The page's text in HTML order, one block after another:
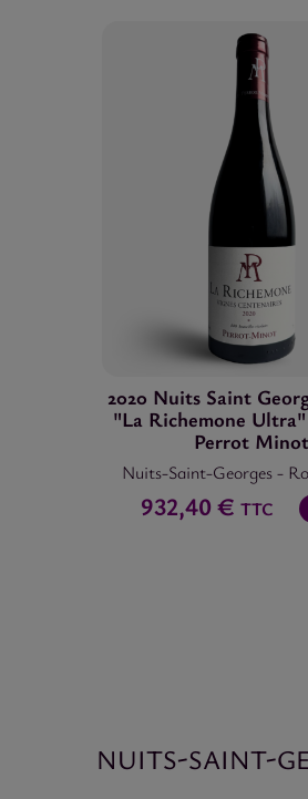
2020 Nuits Saint
"La Richemone
Perrot Minot
Nuits-Saint-Georges-
932,40 €TTC
NUITS-SAINT-